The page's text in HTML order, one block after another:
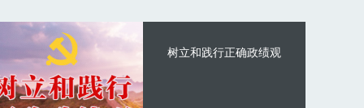
树立和践行正确政绩观